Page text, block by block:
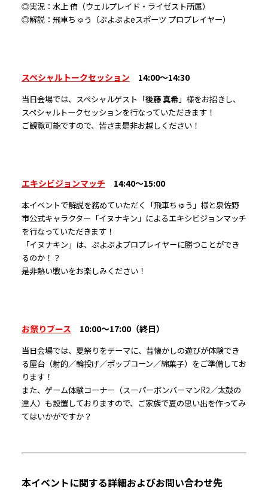
◎実況：水上 侑（ウェルプレイド・ライゼスト所属）
◎解説：飛車ちゅう（ぷよぷよeスポーツ プロプレイヤー）
スペシャルトークセッション 14:00〜14:30
当日会場では、スペシャルゲスト「後藤 真希」様をお招きし、
スペシャルトークセッションを行なっていただきます！
ご観覧可能ですので、皆さま是非お越しください！
エキシビジョンマッチ 14:40〜15:00
本イベントで解説を務めていただく「飛車ちゅう」様と泉佐野
市公式キャラクター「イヌナキン」によるエキシビジョンマッチ
を行なっていただきます！
「イヌナキン」は、ぷよぷよプロプレイヤーに勝つことができ
るのか！？
是非熱い戦いをお楽しみください！
お祭りブース 10:00〜17:00（終日）
当日会場では、夏祭りをテーマに、昔懐かしの遊びが体験でき
る屋台（射的／輪投げ／ポップコーン／綿菓子）をご準備してお
ります！
また、ゲーム体験コーナー（スーパーボンバーマンR2／太鼓の
達人）も設置しておりますので、ご家族で夏の思い出を作ってみ
てはいかがですか？
本イベントに関する詳細およびお問い合わせ先